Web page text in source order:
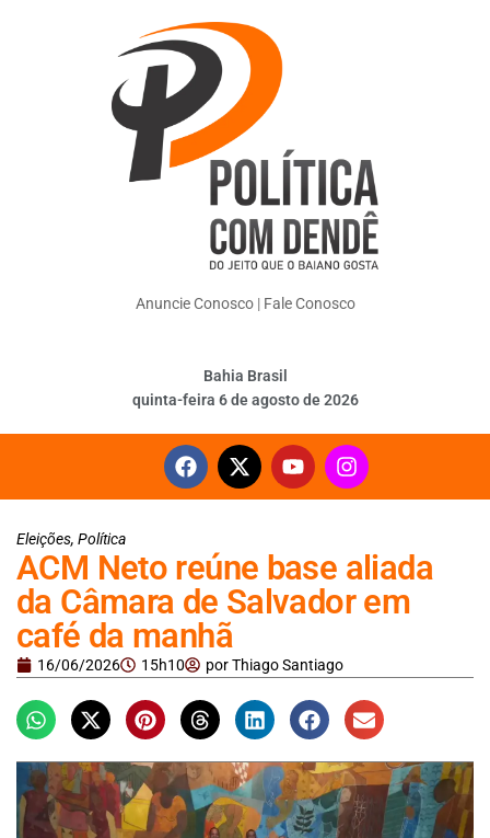
Anuncie Conosco| Fale Conosco
Bahia Brasil
quinta-feira 6 de agosto de 2026
Eleições, Política
ACM Neto reúne base aliada
da Câmara de Salvador em
café da manhã
16/06/2026 15h10 porThiago Santiago